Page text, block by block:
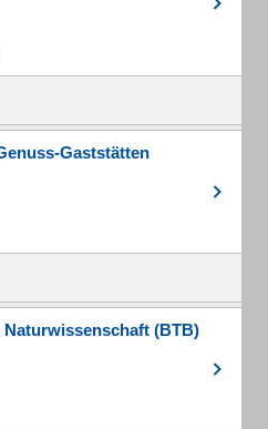
Gaststätten
(BTB)